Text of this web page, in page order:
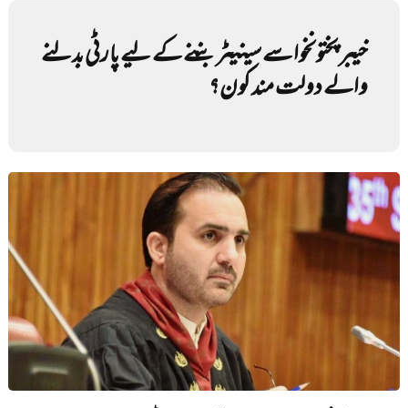
خیبر پختونخوا سے سینیٹر بننے کے لیے پارٹی بدلنے
والے دولت مند کون؟